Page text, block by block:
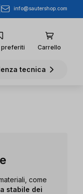
info@sautershop.com
preferiti Carrello
tecnica
come
stabile dei